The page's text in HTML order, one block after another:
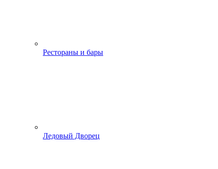
Рестораны и бары
Ледовый Дворец